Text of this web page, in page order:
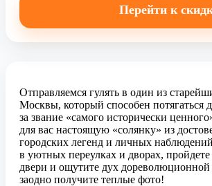
Перейти к
Отправляемся гулять в один из
Москвы, который способен потягаться
за звание «самого исторически
для вас настоящую «солянку» из
городских легенд и личных
в уютных переулках и дворах, пройдете
двери и ощутите дух
заодно получите теплые фото!